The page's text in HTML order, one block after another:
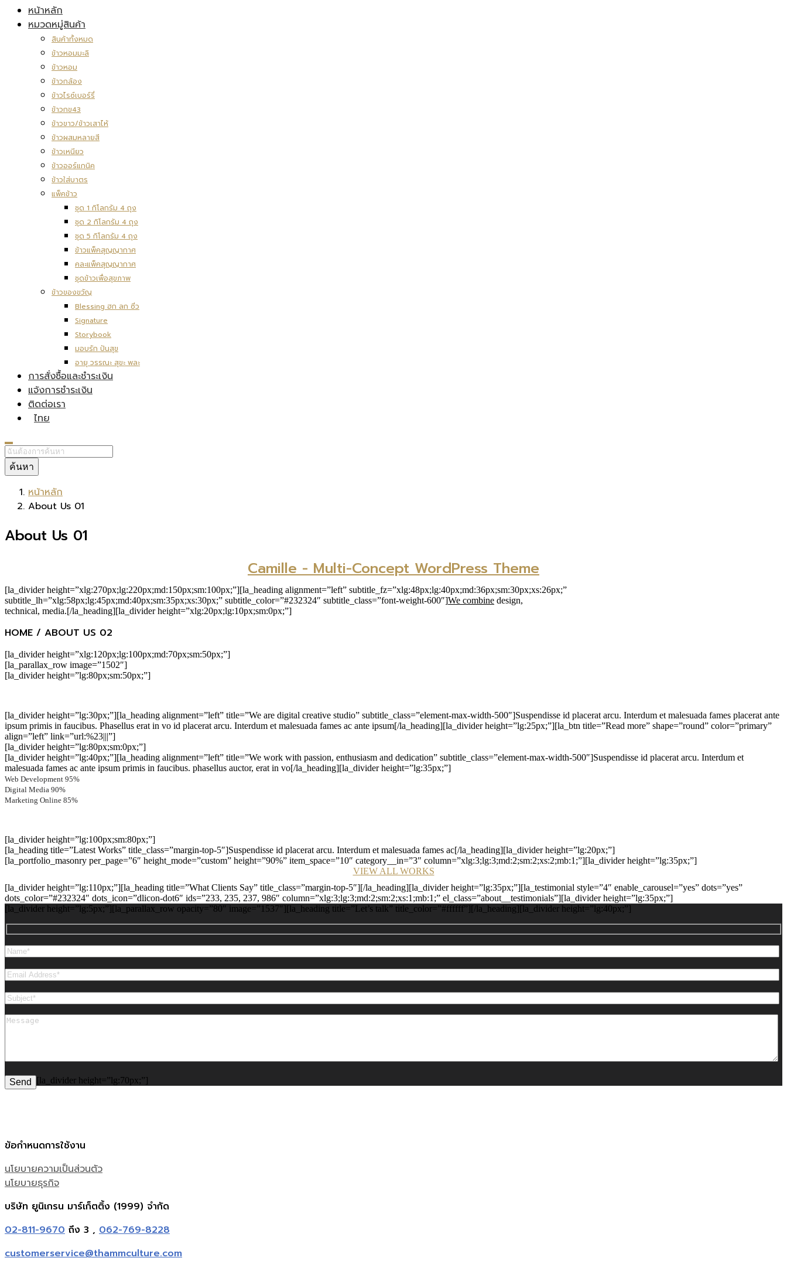
หน้าหลัก
หมวดหมู่สินค้า
สินค้าทั้งหมด
ข้าวหอมมะลิ
ข้าวหอม
ข้าวกล้อง
ข้าวไรซ์เบอร์รี่
ข้าวกข43
ข้าวขาว/ข้าวเสาไห้
ข้าวผสมหลายสี
ข้าวเหนียว
ข้าวออร์แกนิค
ข้าวใส่บาตร
แพ็คข้าว
ชุด 1 กิโลกรัม 4 ถุง
ชุด 2 กิโลกรัม 4 ถุง
ชุด 5 กิโลกรัม 4 ถุง
ข้าวแพ็คสุญญากาศ
คละแพ็คสุญญากาศ
ชุดข้าวเพื่อสุขภาพ
ข้าวของขวัญ
Blessing ฮก ลก ซิ่ว
Signature
Storybook
มอบรัก ปันสุข
อายุ วรรณะ สุขะ พละ
การสั่งซื้อและชำระเงิน
แจ้งการชำระเงิน
ติดต่อเรา
ไทย
ค้นหา
หน้าหลัก
About Us 01
About Us 01
Camille - Multi-Concept WordPress Theme
[la_divider height=”xlg:270px;lg:220px;md:150px;sm:100px;”][la_heading alignment=”left” subtitle_fz=”xlg:48px;lg:40px;md:36px;sm:30px;xs:26px;”
subtitle_lh=”xlg:58px;lg:45px;md:40px;sm:35px;xs:30px;” subtitle_color=”#232324″ subtitle_class=”font-weight-600″]We combine design,
technical, media.[/la_heading][la_divider height=”xlg:20px;lg:10px;sm:0px;”]
HOME / ABOUT US 02
[la_divider height=”xlg:120px;lg:100px;md:70px;sm:50px;”]
[la_parallax_row image=”1502″]
[la_divider height=”lg:80px;sm:50px;”]
[la_divider height=”lg:30px;”][la_heading alignment=”left” title=”We are digital creative studio” subtitle_class=”element-max-width-500″]Suspendisse id placerat arcu. Interdum et malesuada fames placerat ante
ipsum primis in faucibus. Phasellus erat in vo id placerat arcu. Interdum et malesuada fames ac ante ipsum[/la_heading][la_divider height=”lg:25px;”][la_btn title=”Read more” shape=”round” color=”primary”
align=”left” link=”url:%23|||”]
[la_divider height=”lg:80px;sm:0px;”]
[la_divider height=”lg:40px;”][la_heading alignment=”left” title=”We work with passion, enthusiasm and dedication” subtitle_class=”element-max-width-500″]Suspendisse id placerat arcu. Interdum et
malesuada fames ac ante ipsum primis in faucibus. phasellus auctor, erat in vo[/la_heading][la_divider height=”lg:35px;”]
Web Development 95%
Digital Media 90%
Marketing Online 85%
[la_divider height=”lg:100px;sm:80px;”]
[la_heading title=”Latest Works” title_class=”margin-top-5″]Suspendisse id placerat arcu. Interdum et malesuada fames ac[/la_heading][la_divider height=”lg:20px;”]
[la_portfolio_masonry per_page=”6″ height_mode=”custom” height=”90%” item_space=”10″ category__in=”3″ column=”xlg:3;lg:3;md:2;sm:2;xs:2;mb:1;”][la_divider height=”lg:35px;”]
VIEW ALL WORKS
[la_divider height=”lg:110px;”][la_heading title=”What Clients Say” title_class=”margin-top-5″][/la_heading][la_divider height=”lg:35px;”][la_testimonial style=”4″ enable_carousel=”yes” dots=”yes”
dots_color=”#232324″ dots_icon=”dlicon-dot6″ ids=”233, 235, 237, 986″ column=”xlg:3;lg:3;md:2;sm:2;xs:1;mb:1;” el_class=”about__testimonials”][la_divider height=”lg:35px;”]
[la_divider height=”lg:5px;”][la_parallax_row opacity=”80″ image=”1537″][la_heading title=”Let’s talk” title_color=”#ffffff”][/la_heading][la_divider height=”lg:40px;”]
[la_divider height=”lg:70px;”]
ข้อกำหนดการใช้งาน
นโยบายความเป็นส่วนตัว
นโยบายธุรกิจ
บริษัท ยูนิเกรน มาร์เก็ตติ้ง (1999) จำกัด
02-811-9670 ถึง 3 , 062-769-8228
customerservice@thammculture.com